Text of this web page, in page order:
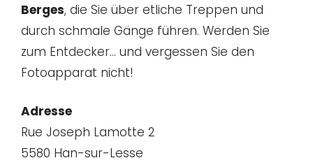
Berges, die Sie über etliche Treppen und
durch schmale Gänge führen. Werden Sie
zum Entdecker… und vergessen Sie den
Fotoapparat nicht!
Adresse
Rue Joseph Lamotte 2
5580 Han-sur-Lesse